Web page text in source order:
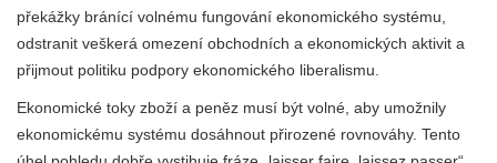
překážky bránící volnému fungování ekonomického systému,
odstranit veškerá omezení obchodních a ekonomických aktivit a
přijmout politiku podpory ekonomického liberalismu.
Ekonomické toky zboží a peněz musí být volné, aby umožnily
ekonomickému systému dosáhnout přirozené rovnováhy. Tento